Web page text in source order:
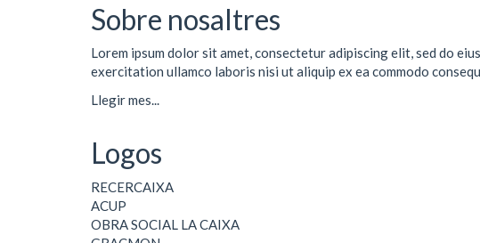
Sobre nosaltres
Lorem ipsum dolor sit amet, consectetur adipiscing elit, sed do
exercitation ullamco laboris nisi ut aliquip ex ea commodo
Llegir mes...
Logos
RECERCAIXA
ACUP
OBRA SOCIAL LA CAIXA